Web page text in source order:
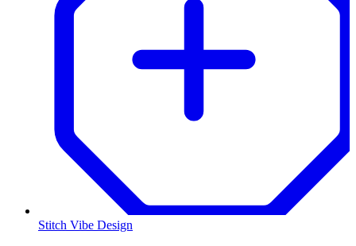
Stitch Vibe Design